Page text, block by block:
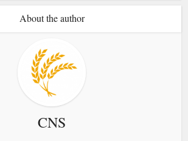
About the author
CNS